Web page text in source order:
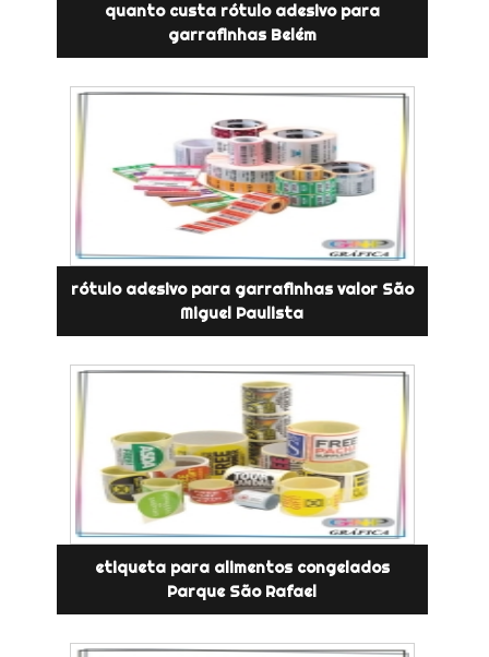
quanto custa rótulo adesivo para
garrafinhas Belém
rótulo adesivo para garrafinhas valor São
Miguel Paulista
etiqueta para alimentos congelados
Parque São Rafael